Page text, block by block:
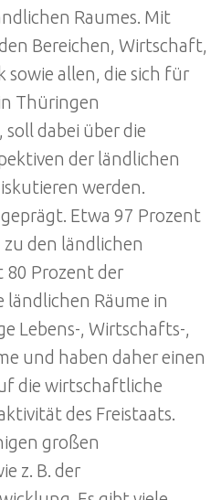
Raumes. Mit
Bereichen, Wirtschaft,
allen, die sich für
Thüringen
dabei über die
der ländlichen
werden.
Etwa 97 Prozent
den ländlichen
80 Prozent der
ländlichen Räume in
Lebens-, Wirtschafts-,
und haben daher einen
die wirtschaftliche
des Freistaats.
großen
z. B. der